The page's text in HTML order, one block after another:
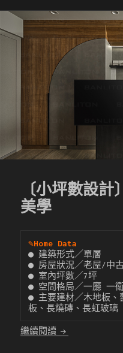
〔小坪數設
美學
✎Home Data
● 建築形式／單層
● 房屋狀況／老屋/中
● 室內坪數／7坪
● 空間格局／一廳 一
● 主要建材／木地板、
板、長燒磚、長虹玻璃
繼續閱讀 〔小坪數設計